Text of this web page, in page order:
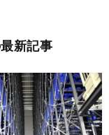
新記事